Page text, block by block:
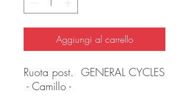
Aggiungi al carrello
Ruota post. GENERAL CYCLES
- Camillo -